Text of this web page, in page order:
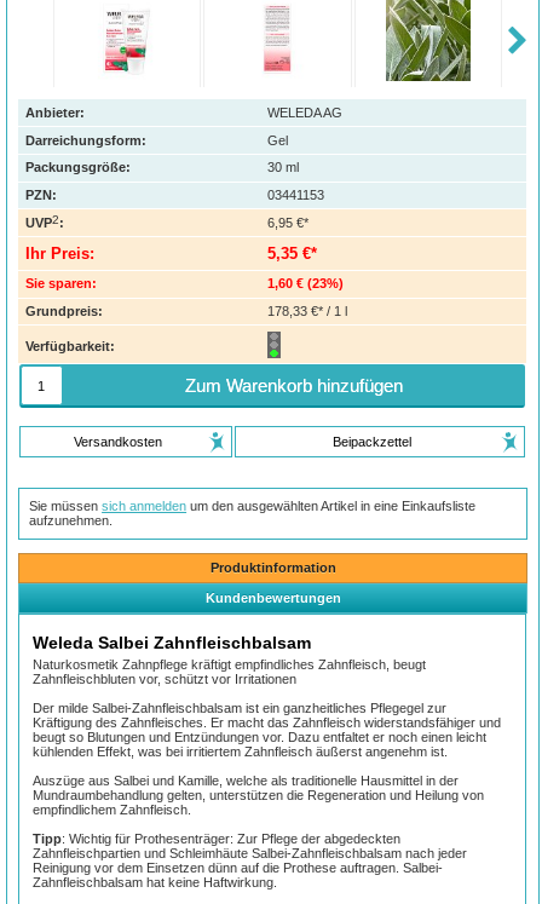
Anbieter:
WELEDA AG
Darreichungsform:
Gel
Packungsgröße:
30 ml
PZN:
03441153
UVP2: 6,95 €*
Ihr Preis: 5,35 €*
Sie sparen: 1,60 € (23%)
Grundpreis:
178,33 €* / 1 l
Verfügbarkeit:
Zum Warenkorb hinzufügen
Versandkosten Beipackzettel
Sie müssensich anmelden um den ausgewählten Artikel in eine Einkaufsliste
aufzunehmen.
Produktinformation
Kundenbewertungen
Weleda Salbei Zahnfleischbalsam
Naturkosmetik Zahnpflege kräftigt empfindliches Zahnfleisch, beugt
Zahnfleischbluten vor, schützt vor Irritationen
Der milde Salbei-Zahnfleischbalsam ist ein ganzheitliches Pflegegel zur
Kräftigung des Zahnfleisches. Er macht das Zahnfleisch widerstandsfähiger und
beugt so Blutungen und Entzündungen vor. Dazu entfaltet er noch einen leicht
kühlenden Effekt, was bei irritiertem Zahnfleisch äußerst angenehm ist.
Auszüge aus Salbei und Kamille, welche als traditionelle Hausmittel in der
Mundraumbehandlung gelten, unterstützen die Regeneration und Heilung von
empfindlichem Zahnfleisch.
Tipp: Wichtig für Prothesenträger: Zur Pflege der abgedeckten
Zahnfleischpartien und Schleimhäute Salbei-Zahnfleischbalsam nach jeder
Reinigung vor dem Einsetzen dünn auf die Prothese auftragen. Salbei-
Zahnfleischbalsam hat keine Haftwirkung.